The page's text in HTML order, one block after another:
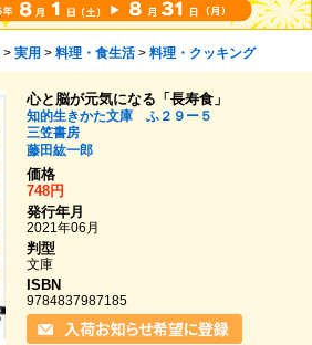
> 実用 > 料理・食生活> 料理・クッキング
心と脳が元気になる「長寿食」
知的生きかた文庫 ふ２９ー５
三笠書房
藤田紘一郎
価格
748円
発行年月
2021年06月
判型
文庫
ISBN
9784837987185